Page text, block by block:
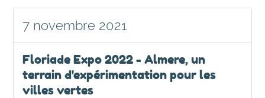
7 novembre 2021
Floriade Expo 2022 - Almere, un
terrain d'expérimentation pour les
villes vertes